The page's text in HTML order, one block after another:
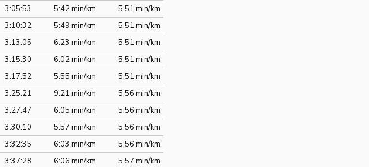
3:05:53 5:42 min/km
5:51 min/km
3:10:32 5:49 min/km
5:51 min/km
3:13:05 6:23 min/km
5:51 min/km
3:15:30 6:02 min/km
5:51 min/km
3:17:52 5:55 min/km
5:51 min/km
3:25:21 9:21 min/km
5:56 min/km
3:27:47 6:05 min/km
5:56 min/km
3:30:10 5:57 min/km
5:56 min/km
3:32:35 6:03 min/km
5:56 min/km
3:37:28 6:06 min/km
5:57 min/km